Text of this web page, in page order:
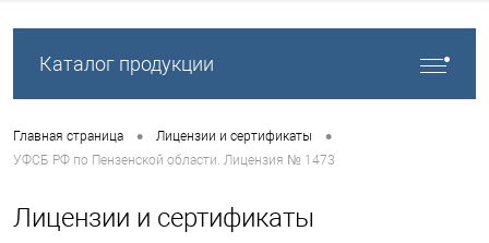
Каталог продукции
Главная страница • Лицензии и сертификаты •
УФСБ РФ по Пензенской области. Лицензия № 1473
Лицензии и сертификаты